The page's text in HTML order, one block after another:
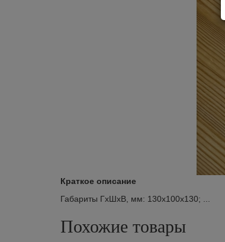
Краткое описание
Габариты ГхШхВ, мм: 130х100х130; ...
Похожие товары